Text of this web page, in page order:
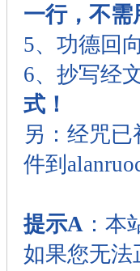
一行，不需
5、功德回
6、抄写经
式！
另：经咒
件到
提示A：本
如果您无法